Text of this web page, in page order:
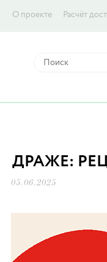
О проекте Расчёт
ДРАЖЕ:
05.06.2025